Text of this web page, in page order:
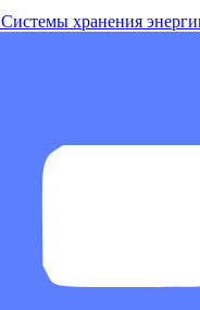
Системы хранения